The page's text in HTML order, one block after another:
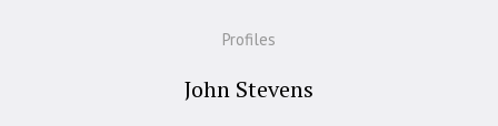
Profiles
John Stevens